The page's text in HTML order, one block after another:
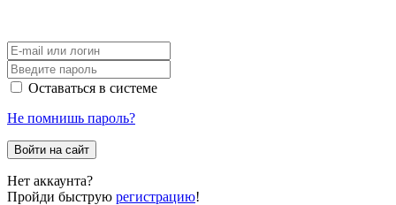
Оставаться в системе
Не помнишь пароль?
Войти на сайт
Нет аккаунта?
Пройди быструю регистрацию!